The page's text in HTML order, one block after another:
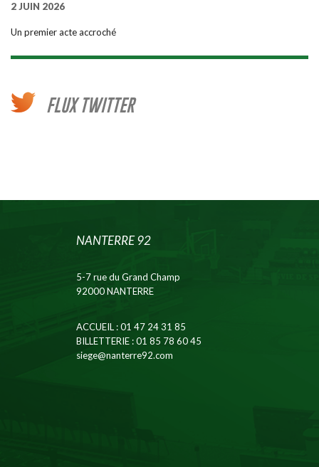
2 JUIN 2026
Un premier acte accroché
FLUX TWITTER
NANTERRE 92
5-7 rue du Grand Champ
92000 NANTERRE
ACCUEIL: 01 47 24 31 85
BILLETTERIE: 01 85 78 60 45
siege@nanterre92.com